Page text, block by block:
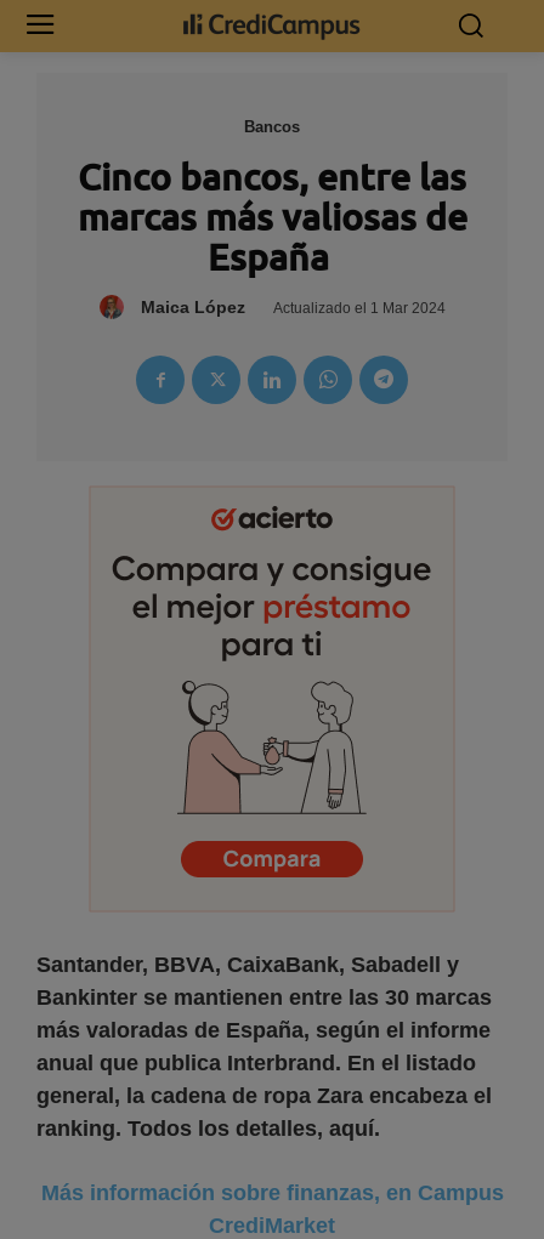
Bancos
Cinco bancos, entre las
marcas más valiosas de
España
Maica López Actualizado el 1 Mar 2024
Santander, BBVA, CaixaBank, Sabadell y
Bankinter se mantienen entre las 30 marcas
más valoradas de España, según el informe
anual que publica Interbrand. En el listado
general, la cadena de ropa Zara encabeza el
ranking. Todos los detalles, aquí.
Más información sobre finanzas, en Campus
CrediMarket